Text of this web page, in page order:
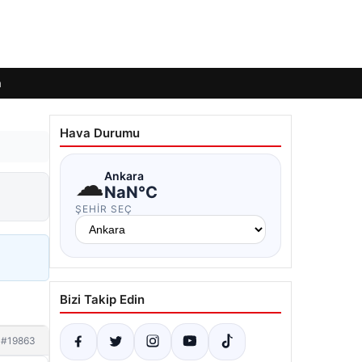
#19863
Hava Durumu
☁Ankara
NaN°C
ŞEHIR SEÇ
Bizi Takip Edin